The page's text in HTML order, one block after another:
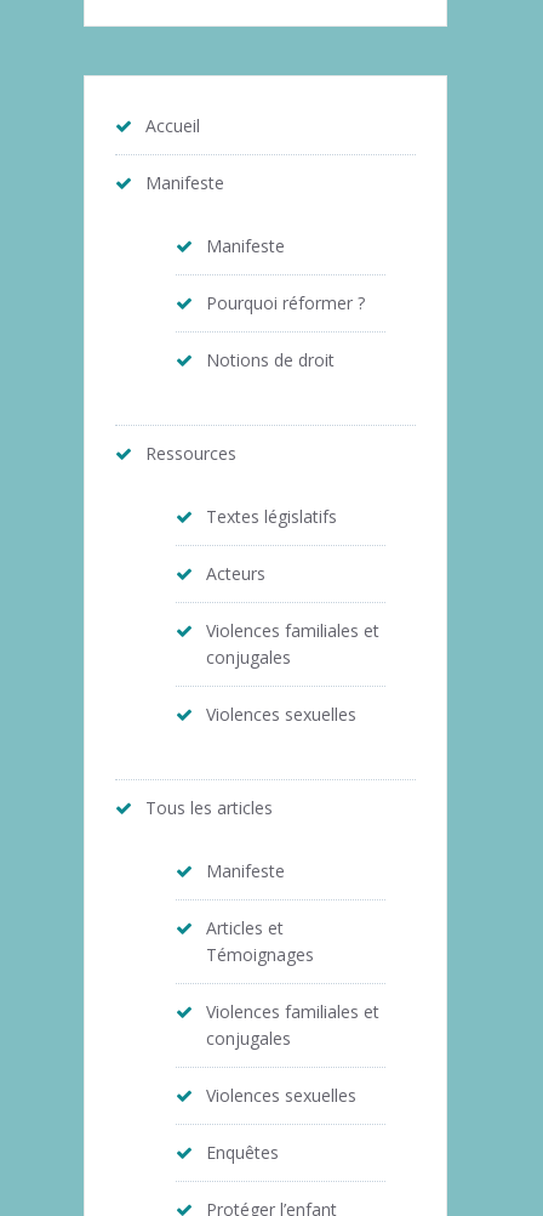
Accueil
Manifeste
Manifeste
Pourquoi réformer ?
Notions de droit
Ressources
Textes législatifs
Acteurs
Violences familiales et
conjugales
Violences sexuelles
Tous les articles
Manifeste
Articles et
Témoignages
Violences familiales et
conjugales
Violences sexuelles
Enquêtes
Protéger l’enfant